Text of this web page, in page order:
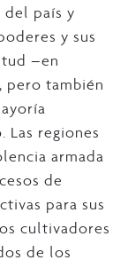
país y
y sus
–en
pero también
regiones
armada
de
para sus
cultivadores
de los